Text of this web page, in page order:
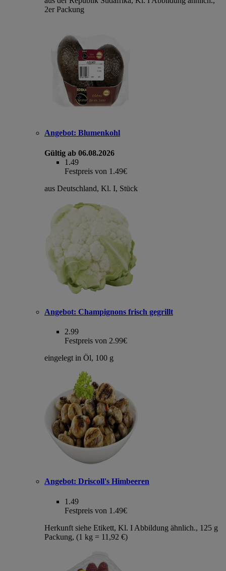
2er Packung
Angebot: Blumenkohl
Gültig ab 06.08.2026
1.49
Festpreis von 1.49€
aus Deutschland, Kl. I, Stück
Angebot: Champignons frisch gegrillt
2.99
Festpreis von 2.99€
eingelegt in Öl, 100 g
Angebot: Driscoll's Himbeeren
1.49
Festpreis von 1.49€
Herkunft siehe Etikett, Kl. I Abbildung ähnlich., 125 g
Packung, (1 kg = 11,92 €)